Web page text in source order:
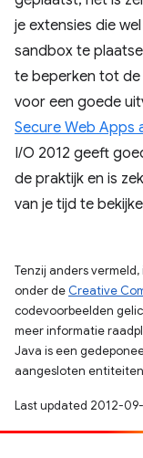
je extensies die
sandbox te
te beperken tot de
voor een goede
Secure Web Apps
I/O 2012 geeft
de praktijk en is
van je tijd te
Tenzij anders
onder de Creative
codevoorbeelden
meer informatie
Java is een
aangesloten
Last updated 2012-09-